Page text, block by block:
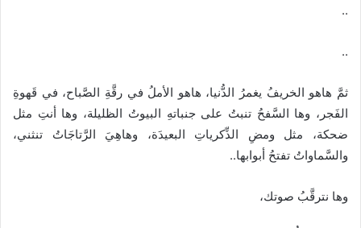
..
..
ثمَّ هاهو الخريفُ يغمرُ الدُّنيا، هاهو الأملُ في رقَّةِ الصَّباح، في قَهوةِ
الفَجر، وها السَّفحُ تنبتُ على جنباتهِ البيوتُ الظليلة، وها أنتِ مثل
ضحكة، مثل ومضِ الذِّكرياتِ البعيدَة، وهاهِيَ الرَّتاجَاتُ تنثني،
والسَّماواتُ تفتحُ أبوابها..
وها نترقَّبُ صوتك،